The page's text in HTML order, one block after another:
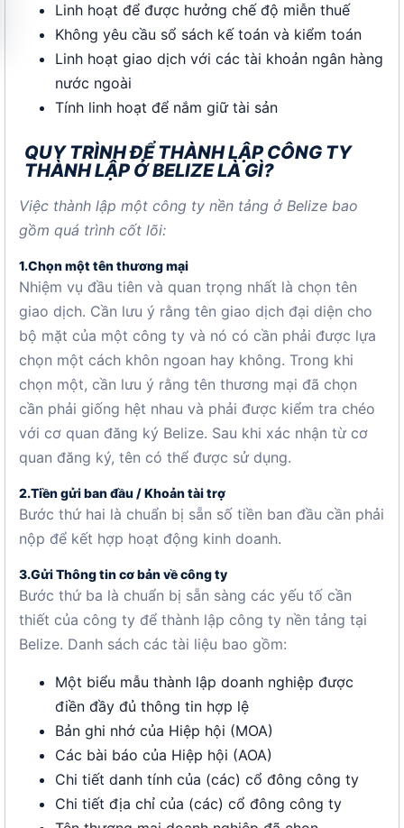
Linh hoạt để được hưởng chế độ miễn thuế
Không yêu cầu sổ sách kế toán và kiểm toán
Linh hoạt giao dịch với các tài khoản ngân hàng
nước ngoài
Tính linh hoạt để nắm giữ tài sản
QUY TRÌNH ĐỂ THÀNH LẬP CÔNG TY
THÀNH LẬP Ở BELIZE LÀ GÌ?
Việc thành lập một công ty nền tảng ở Belize bao
gồm quá trình cốt lõi:
1.Chọn một tên thương mại
Nhiệm vụ đầu tiên và quan trọng nhất là chọn tên
giao dịch. Cần lưu ý rằng tên giao dịch đại diện cho
bộ mặt của một công ty và nó có cần phải được lựa
chọn một cách khôn ngoan hay không. Trong khi
chọn một, cần lưu ý rằng tên thương mại đã chọn
cần phải giống hệt nhau và phải được kiểm tra chéo
với cơ quan đăng ký Belize. Sau khi xác nhận từ cơ
quan đăng ký, tên có thể được sử dụng.
2.Tiền gửi ban đầu / Khoản tài trợ
Bước thứ hai là chuẩn bị sẵn số tiền ban đầu cần phải
nộp để kết hợp hoạt động kinh doanh.
3.Gửi Thông tin cơ bản về công ty
Bước thứ ba là chuẩn bị sẵn sàng các yếu tố cần
thiết của công ty để thành lập công ty nền tảng tại
Belize. Danh sách các tài liệu bao gồm:
Một biểu mẫu thành lập doanh nghiệp được
điền đầy đủ thông tin hợp lệ
Bản ghi nhớ của Hiệp hội (MOA)
Các bài báo của Hiệp hội (AOA)
Chi tiết danh tính của (các) cổ đông công ty
Chi tiết địa chỉ của (các) cổ đông công ty